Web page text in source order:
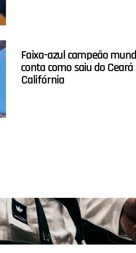
Faixa-azul campeão
conta como saiu do
Califórnia